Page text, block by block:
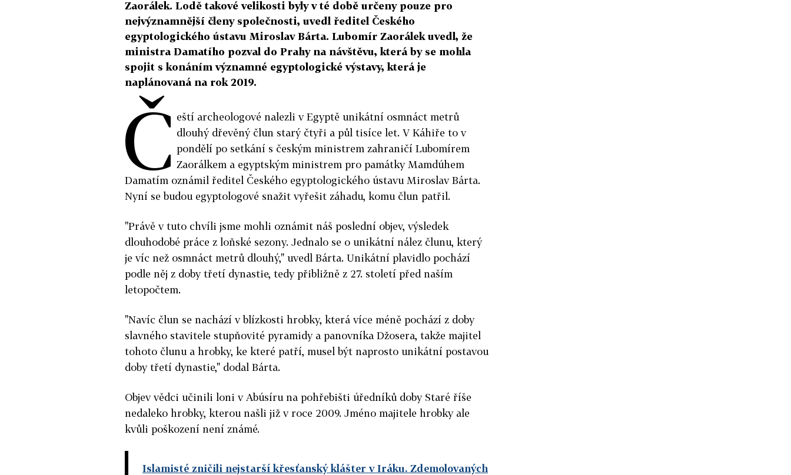
Zaorálek. Lodě takové velikosti byly v té době určeny pouze pro
nejvýznamnější členy společnosti, uvedl ředitel Českého
egyptologického ústavu Miroslav Bárta. Lubomír Zaorálek uvedl, že
ministra Damatího pozval do Prahy na návštěvu, která by se mohla
spojit s konáním významné egyptologické výstavy, která je
naplánovaná na rok 2019.
Č eští archeologové nalezli v Egyptě unikátní osmnáct metrů
dlouhý dřevěný člun starý čtyři a půl tisíce let. V Káhiře to v
pondělí po setkání s českým ministrem zahraničí Lubomírem
Zaorálkem a egyptským ministrem pro památky Mamdúhem
Damatím oznámil ředitel Českého egyptologického ústavu Miroslav Bárta.
Nyní se budou egyptologové snažit vyřešit záhadu, komu člun patřil.
"Právě v tuto chvíli jsme mohli oznámit náš poslední objev, výsledek
dlouhodobé práce z loňské sezony. Jednalo se o unikátní nález člunu, který
je víc než osmnáct metrů dlouhý," uvedl Bárta. Unikátní plavidlo pochází
podle něj z doby třetí dynastie, tedy přibližně z 27. století před naším
letopočtem.
"Navíc člun se nachází v blízkosti hrobky, která více méně pochází z doby
slavného stavitele stupňovité pyramidy a panovníka Džosera, takže majitel
tohoto člunu a hrobky, ke které patří, musel být naprosto unikátní postavou
doby třetí dynastie," dodal Bárta.
Objev vědci učinili loni v Abúsíru na pohřebišti úředníků doby Staré říše
nedaleko hrobky, kterou našli již v roce 2009. Jméno majitele hrobky ale
kvůli poškození není známé.
Islamisté zničili nejstarší křesťanský klášter v Iráku. Zdemolovaných